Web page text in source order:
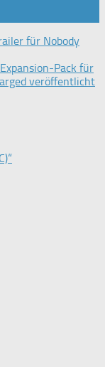
für Nobody
Pack für
veröffentlicht